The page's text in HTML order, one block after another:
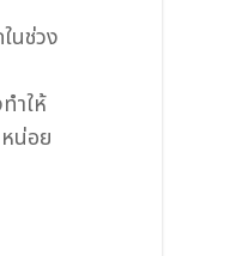
นช่วง
ำให้
น่อย